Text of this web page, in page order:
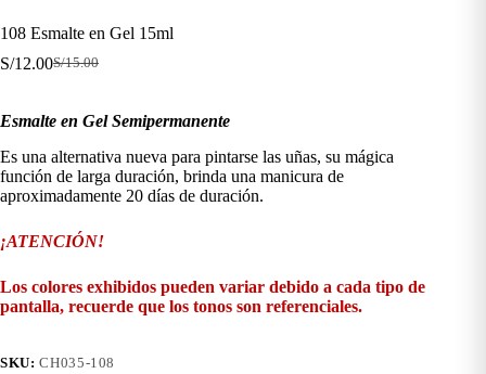
108 Esmalte en Gel 15ml
S/15.00
El
era:
S/15.00.
S/12.00El
es:
S/12.00.
Esmalte en Gel Semipermanente
Es una alternativa nueva para pintarse las uñas, su mágica
función de larga duración, brinda una manicura de
aproximadamente 20 días de duración.
¡ATENCIÓN!
Los colores exhibidos pueden variar debido a cada tipo de
pantalla, recuerde que los tonos son referenciales.
SKU:CH035-108